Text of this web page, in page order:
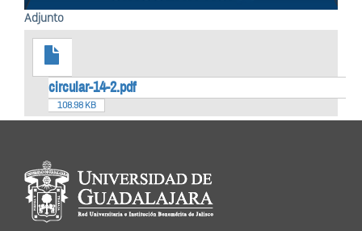
Adjunto
circular-14-2.pdf
108.98 KB
Información del
portal